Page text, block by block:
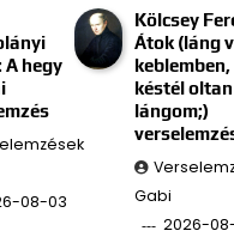
A hegy
08-03
Kölcsey
Átok (láng
keblemben,
késtél
lángom;)
Gabi
2026-